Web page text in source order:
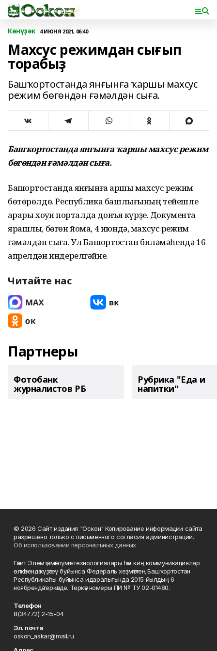
Көнүҙәк 4 ИЮНЯ 2021, 06:40
Махсус режимдан сығып
торабыҙ
Башҡортостанда янғынға ҡаршы махсус
режим бөгөндән ғәмәлдән сыға.
Башҡортостанда янғынға ҡаршы махсус режим
бөгөндән ғәмәлдән сыға.
Башҡортостанда янғынға ҡаршы махсус режим
бөтөрөлдө. Республика башлығының тейешле
ҡарары хоҡуҡи порталда донъя күрҙе. Документҡа
ярашлы, бөгөн йома, 4 июндә, махсус режим
ғәмәлдән сыға. Ул Башҡортостан биләмәһендә 16
апрелдән индерелгәйне.
Читайте нас
Партнеры
Фотобанк
журналистов РБ
Рубрика "Еда и
напитки"
© 2026 Сайт издания "Оскон" Копирование информации сайта
разрешено только с письменного согласия администрации.
Об использовании персональных данных
Гәзит Элемтә, мәғлүмәт технологиялары һәм киң коммуникациялар
өлкәһендә күҙәтеү буйынса Федераль хеҙмәттең Башҡортостан
Республикаһы буйынса идаралығында 2015 йылдың 6
ноябрендә теркәлде. Теркәү номеры ПИ № ТУ 02-01480.
Телефон
8(34772) 2-15-04
Эл. почта
oskon_askar@mail.ru